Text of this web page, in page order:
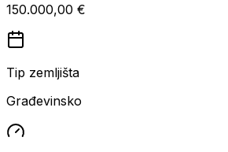
150.000,00 €
Tip zemljišta
Građevinsko